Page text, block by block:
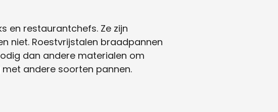
en restaurantchefs. Ze zijn
niet. Roestvrijstalen braadpannen
dan andere materialen om
met andere soorten pannen.